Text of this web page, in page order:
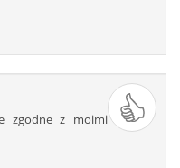
zgodne z moimi